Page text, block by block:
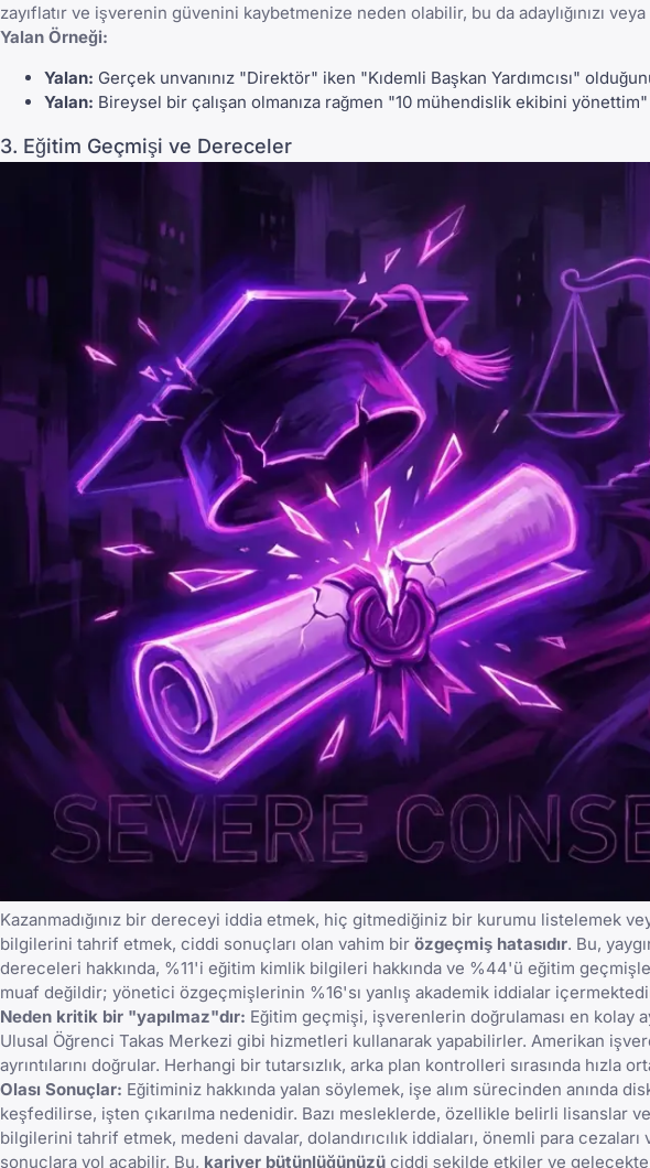
zayıflatır ve işverenin güvenini kaybetmenize neden olabilir, bu da adaylığınızı
Yalan Örneği:
Yalan: Gerçek unvanınız "Direktör" iken "Kıdemli Başkan Yardımcısı"
Yalan: Bireysel bir çalışan olmanıza rağmen "10 mühendislik ekibini
3. Eğitim Geçmişi ve Dereceler
Kazanmadığınız bir dereceyi iddia etmek, hiç gitmediğiniz bir kurumu listelemek
bilgilerini tahrif etmek, ciddi sonuçları olan vahim bir özgeçmiş hatasıdır. Bu,
dereceleri hakkında, %11'i eğitim kimlik bilgileri hakkında ve %44'ü eğitim
muaf değildir; yönetici özgeçmişlerinin %16'sı yanlış akademik iddialar
Neden kritik bir "yapılmaz"dır: Eğitim geçmişi, işverenlerin doğrulaması en kolay
Ulusal Öğrenci Takas Merkezi gibi hizmetleri kullanarak yapabilirler. Amerikan
ayrıntılarını doğrular. Herhangi bir tutarsızlık, arka plan kontrolleri sırasında hızla
Olası Sonuçlar: Eğitiminiz hakkında yalan söylemek, işe alım sürecinden anında
keşfedilirse, işten çıkarılma nedenidir. Bazı mesleklerde, özellikle belirli lisanslar
bilgilerini tahrif etmek, medeni davalar, dolandırıcılık iddiaları, önemli para
sonuçlara yol açabilir. Bu, kariyer bütünlüğünüzü ciddi şekilde etkiler ve gelecekte